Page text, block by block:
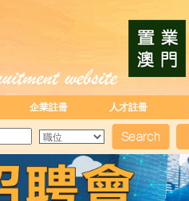
企業註冊 人才註冊